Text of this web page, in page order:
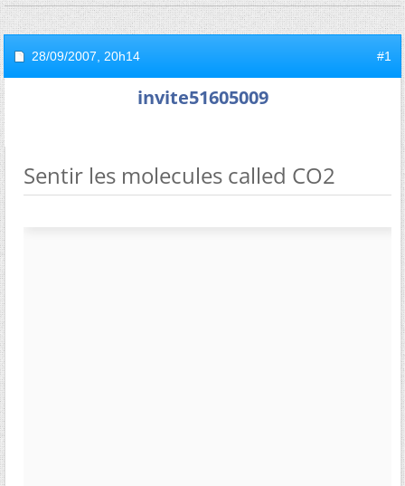
28/09/2007, 20h14 #1
invite51605009
Sentir les molecules called CO2